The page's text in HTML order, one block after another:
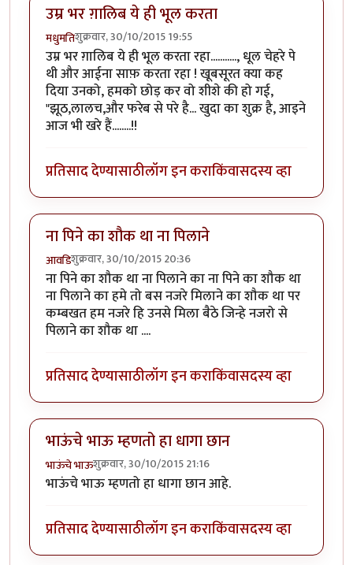
उम्र भर ग़ालिब ये ही भूल करता
मधुमतिशुक्रवार, 30/10/2015 19:55
उम्र भर ग़ालिब ये ही भूल करता रहा..........., धूल चेहरे पे
थी और आईना साफ़ करता रहा ! खूबसूरत क्या कह
दिया उनको, हमको छोड़ कर वो शीशे की हो गई,
"झूठ,लालच,और फरेब से परे है... खुदा का शुक्र है, आइने
आज भी खरे हैं........!!
प्रतिसाद देण्यासाठीलॉग इन कराकिंवासदस्य व्हा
ना पिने का शौक था ना पिलाने
आवडिशुक्रवार, 30/10/2015 20:36
ना पिने का शौक था ना पिलाने का ना पिने का शौक था
ना पिलाने का हमे तो बस नजरे मिलाने का शौक था पर
कम्बखत हम नजरे हि उनसे मिला बैठे जिन्हे नजरो से
पिलाने का शौक था ....
प्रतिसाद देण्यासाठीलॉग इन कराकिंवासदस्य व्हा
भाऊंचे भाऊ म्हणतो हा धागा छान
भाऊंचे भाऊशुक्रवार, 30/10/2015 21:16
भाऊंचे भाऊ म्हणतो हा धागा छान आहे.
प्रतिसाद देण्यासाठीलॉग इन कराकिंवासदस्य व्हा